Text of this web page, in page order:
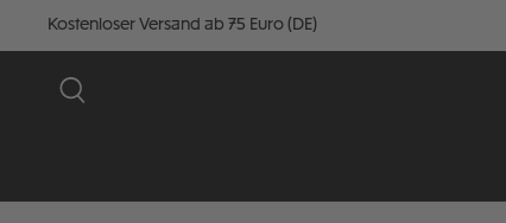
Kostenloser Versand ab 75 Euro (DE)